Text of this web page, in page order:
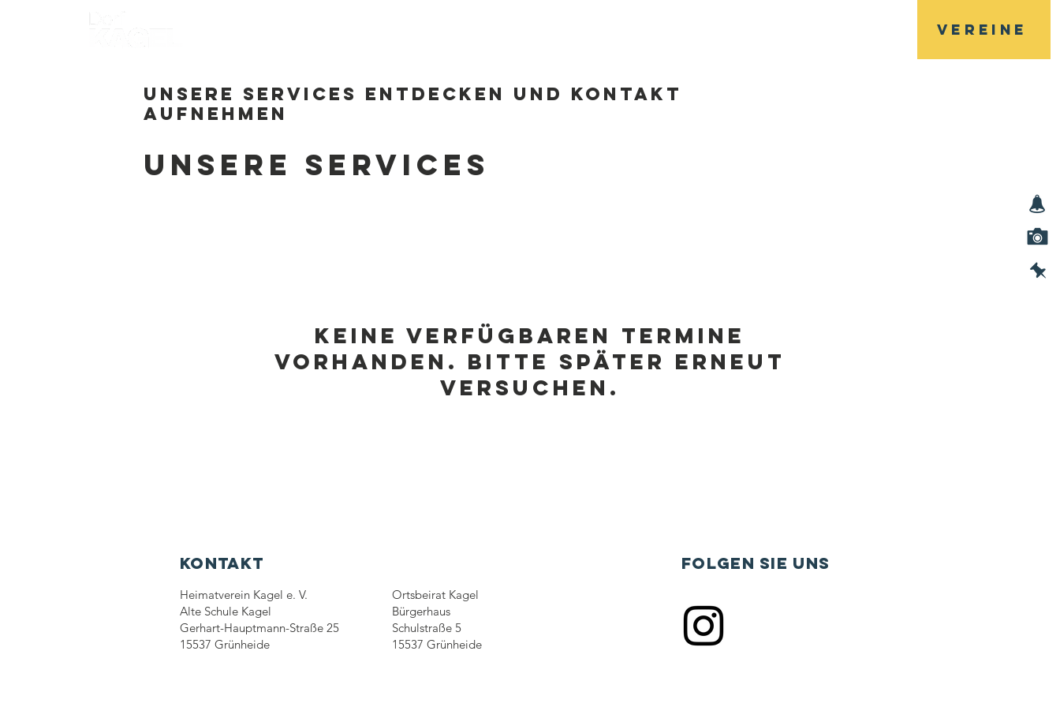
Vereine
Unsere Services entdecken und Kontakt
aufnehmen
Unsere Services
Keine verfügbaren Termine
vorhanden. Bitte später erneut
versuchen.
Kontakt
Heimatverein Kagel e. V.
Alte Schule Kagel
Gerhart-Hauptmann-Straße 25
15537 Grünheide
Ortsbeirat Kagel
Bürgerhaus
Schulstraße 5
15537 Grünheide
Folgen sie uns